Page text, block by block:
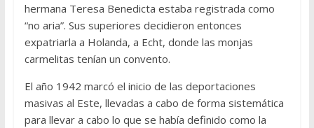
hermana Teresa Benedicta estaba registrada como
“no aria”. Sus superiores decidieron entonces
expatriarla a Holanda, a Echt, donde las monjas
carmelitas tenían un convento.
El año 1942 marcó el inicio de las deportaciones
masivas al Este, llevadas a cabo de forma sistemática
para llevar a cabo lo que se había definido como la